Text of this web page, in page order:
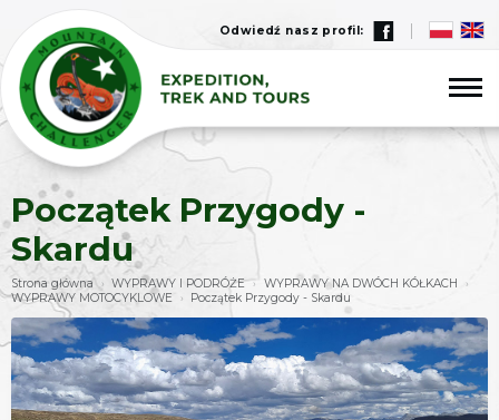
Odwiedź nasz profil:
Początek Przygody -
Skardu
Strona główna › WYPRAWY I PODRÓŻE › WYPRAWY NA DWÓCH KÓŁKACH ›
WYPRAWY MOTOCYKLOWE › Początek Przygody - Skardu